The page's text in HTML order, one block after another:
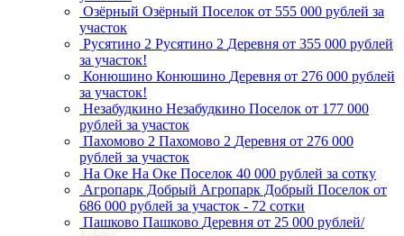
Озёрный Озёрный Поселок от 555 000 рублей за
участок
Русятино 2 Русятино 2 Деревня от 355 000 рублей
за участок!
Конюшино Конюшино Деревня от 276 000 рублей
за участок!
Незабудкино Незабудкино Поселок от 177 000
рублей за участок
Пахомово 2 Пахомово 2 Деревня от 276 000
рублей за участок
На Оке На Оке Поселок 40 000 рублей за сотку
Агропарк Добрый Агропарк Добрый Поселок от
686 000 рублей за участок - 72 сотки
Пашково Пашково Деревня от 25 000 рублей/